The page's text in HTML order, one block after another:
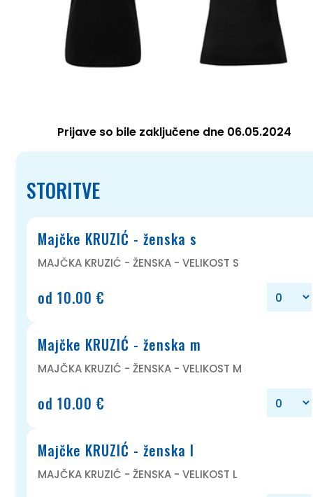
Prijave so bile zaključene dne 06.05.2024
STORITVE
Majčke KRUZIĆ - ženska s
MAJČKA KRUZIĆ - ŽENSKA - VELIKOST S
od 10.00 €
Majčke KRUZIĆ - ženska m
MAJČKA KRUZIĆ - ŽENSKA - VELIKOST M
od 10.00 €
Majčke KRUZIĆ - ženska l
MAJČKA KRUZIĆ - ŽENSKA - VELIKOST L